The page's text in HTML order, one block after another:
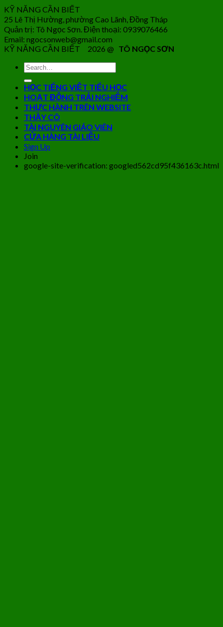
KỸ NĂNG CẦN BIẾT
25 Lê Thị Hường, phường Cao Lãnh, Đồng Tháp
Quản trị: Tô Ngọc Sơn. Điện thoại: 0939076466
Email: ngocsonweb@gmail.com
KỸ NĂNG CẦN BIẾT 2026 @ TÔ NGỌC SƠN
HỌC TIẾNG VIỆT TIỂU HỌC
HOẠT ĐỘNG TRẢI NGHIỆM
THỰC HÀNH TRÊN WEBSITE
THẦY CÔ
TÀI NGUYÊN GIÁO VIÊN
CỬA HÀNG TÀI LIỆU
Sign Up
Join
google-site-verification: googled562cd95f436163c.html